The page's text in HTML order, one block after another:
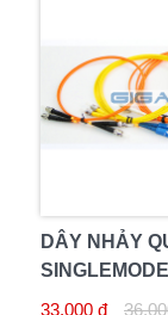
DÂY NHẢY
SC/UPC 3M
33.000 đ